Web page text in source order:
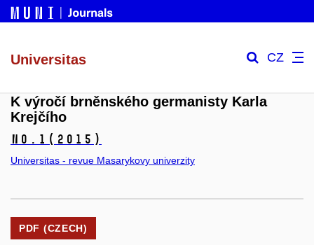
Universitas CZ
K výročí brněnského germanisty Karla
Krejčího
No.1 (2015)
Universitas - revue Masarykovy univerzity
PDF (CZECH)